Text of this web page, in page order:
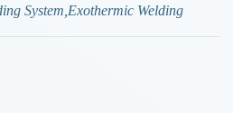
System Exothermic Welding